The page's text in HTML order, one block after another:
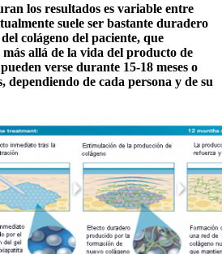
los resultados es variable entre
suele ser bastante duradero
colágeno del paciente, que
allá de la vida del producto de
verse durante 15-18 meses o
dependiendo de cada persona y de su